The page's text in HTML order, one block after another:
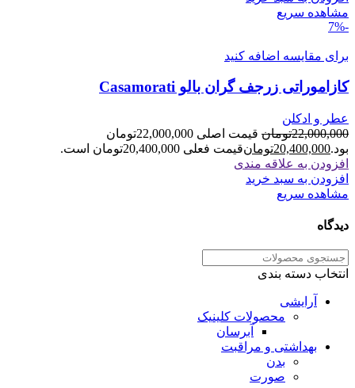
مشاهده سریع
-7%
برای مقایسه اضافه کنید
کازاموراتی زرجف گران بالو Casamorati
عطر و ادکلن
22,000,000تومان
قیمت اصلی 22,000,000تومان
بود.20,400,000تومانقیمت فعلی 20,400,000تومان است.
افزودن به علاقه مندی
افزودن به سبد خرید
مشاهده سریع
دیدگاه
انتخاب دسته بندی
آرایشی
محصولات کلینیک
آبرسان
بهداشتی و مراقبت
بدن
صورت